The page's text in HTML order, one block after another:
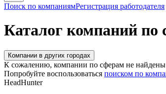
Поиск по компаниямРегистрация работодателя
Каталог компаний по
Компании в других городах
К сожалению, компании по сферам не найдены
Попробуйте воспользоваться поиском по
HeadHunter